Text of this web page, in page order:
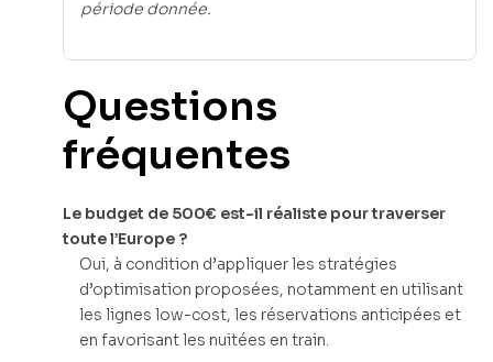
période donnée.
Questions
fréquentes
Le budget de 500€ est-il réaliste pour traverser
toute l’Europe ?
Oui, à condition d’appliquer les stratégies
d’optimisation proposées, notamment en utilisant
les lignes low-cost, les réservations anticipées et
en favorisant les nuitées en train.